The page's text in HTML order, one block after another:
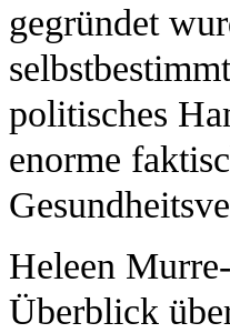
gegründet
politisches
enorme
Heleen
Überblick